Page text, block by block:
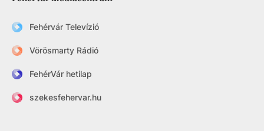
Fehérvár Televízió
Vörösmarty Rádió
FehérVár hetilap
szekesfehervar.hu